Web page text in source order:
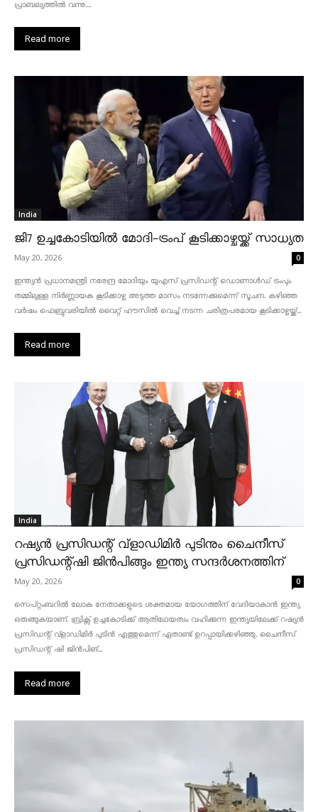
പ്രാബല്യത്തിൽ വന്നു....
Read more
India
ജി7 ഉച്ചകോടിയിൽ മോദി-ട്രംപ് കൂടിക്കാഴ്ചയ്ക്ക് സാധ്യത
May 20, 2026 0
ഇന്ത്യൻ പ്രധാനമന്ത്രി നരേന്ദ്ര മോദിയും യുഎസ് പ്രസിഡന്റ് ഡൊണാൾഡ് ട്രംപും
തമ്മിലുള്ള നിർണ്ണായക കൂടിക്കാഴ്ച അടുത്ത മാസം നടന്നേക്കുമെന്ന് സൂചന. കഴിഞ്ഞ
വർഷം ഫെബ്രുവരിയിൽ വൈറ്റ് ഹൗസിൽ വെച്ച് നടന്ന ചരിത്രപരമായ കൂടിക്കാഴ്ചയ്ക്ക്...
Read more
India
റഷ്യൻ പ്രസിഡന്റ് വ്‌ളാഡിമിർ പുടിനും ചൈനീസ്
പ്രസിഡന്റ്ഷി ജിൻപിങ്ങും ഇന്ത്യ സന്ദർശനത്തിന്
May 20, 2026 0
സെപ്റ്റംബറിൽ ലോക നേതാക്കളുടെ ശക്തമായ യോഗത്തിന് വേദിയാകാൻ ഇന്ത്യ
ഒരുങ്ങുകയാണ്. ബ്രിക്സ് ഉച്ചകോടിക്ക് ആതിഥേയത്വം വഹിക്കുന്ന ഇന്ത്യയിലേക്ക് റഷ്യൻ
പ്രസിഡന്റ് വ്‌ളാഡിമിർ പുടിൻ എത്തുമെന്ന് ഏതാണ്ട് ഉറപ്പായിക്കഴിഞ്ഞു. ചൈനീസ്
പ്രസിഡന്റ് ഷി ജിൻപിങ്...
Read more